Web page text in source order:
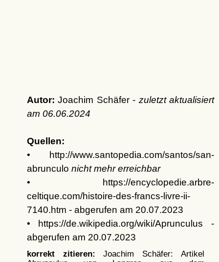
Autor: Joachim Schäfer - zuletzt aktualisiert
am 06.06.2024
Quellen:
• http://www.santopedia.com/santos/san-
abrunculo nicht mehr erreichbar
• https://encyclopedie.arbre-
celtique.com/histoire-des-francs-livre-ii-
7140.htm - abgerufen am 20.07.2023
• https://de.wikipedia.org/wiki/Aprunculus -
abgerufen am 20.07.2023
korrekt zitieren: Joachim Schäfer: Artikel